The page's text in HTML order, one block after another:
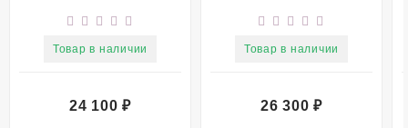
Товар в наличии
24 100₽
Товар в наличии
26 300₽